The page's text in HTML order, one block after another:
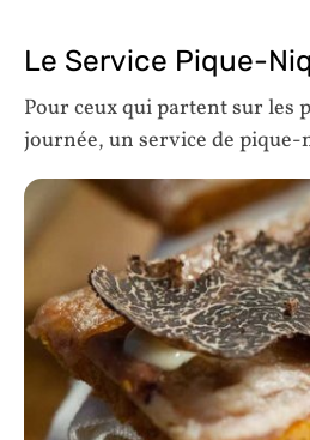
Le Service Pique-
Pour ceux qui partent sur les
journée, un service de pique-